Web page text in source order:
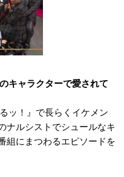
キャラクターで愛されて
ッ！』で長らくイケメン
ナルシストでシュールなキ
組にまつわるエピソードを